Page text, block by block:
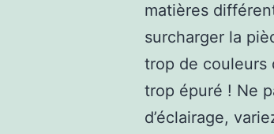
matières
surcharger la
trop de couleurs
trop épuré ! Ne
d’éclairage,